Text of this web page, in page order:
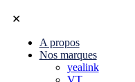
✕
A propos
Nos marques
yealink
VT